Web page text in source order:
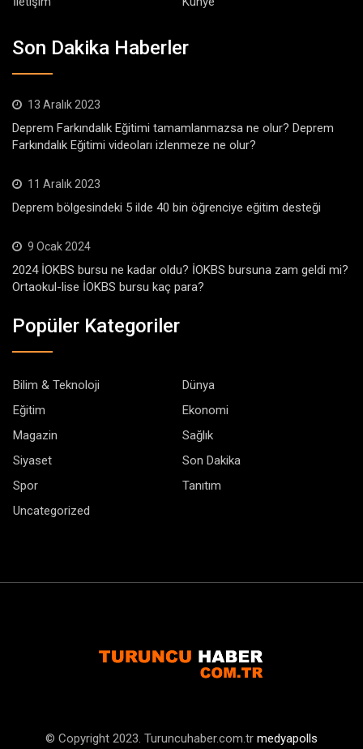
Son Dakika Haberler
13 Aralık 2023
Deprem Farkındalık Eğitimi tamamlanmazsa ne olur? Deprem
Farkındalık Eğitimi videoları izlenmeze ne olur?
11 Aralık 2023
Deprem bölgesindeki 5 ilde 40 bin öğrenciye eğitim desteği
9 Ocak 2024
2024 İOKBS bursu ne kadar oldu? İOKBS bursuna zam geldi mi?
Ortaokul-lise İOKBS bursu kaç para?
Popüler Kategoriler
Bilim & Teknoloji
Dünya
Eğitim
Ekonomi
Magazin
Sağlık
Siyaset
Son Dakika
Spor
Tanıtım
Uncategorized
© Copyright 2023. Turuncuhaber.com.tr medyapolls